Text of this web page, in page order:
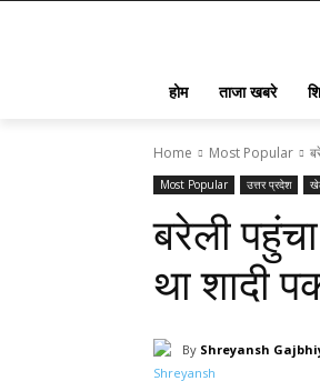
होम ताजा खबरे
Home Most Popular
Most Popular उत्तर प्रदेश
बरेली
था शादी
By Shreyansh